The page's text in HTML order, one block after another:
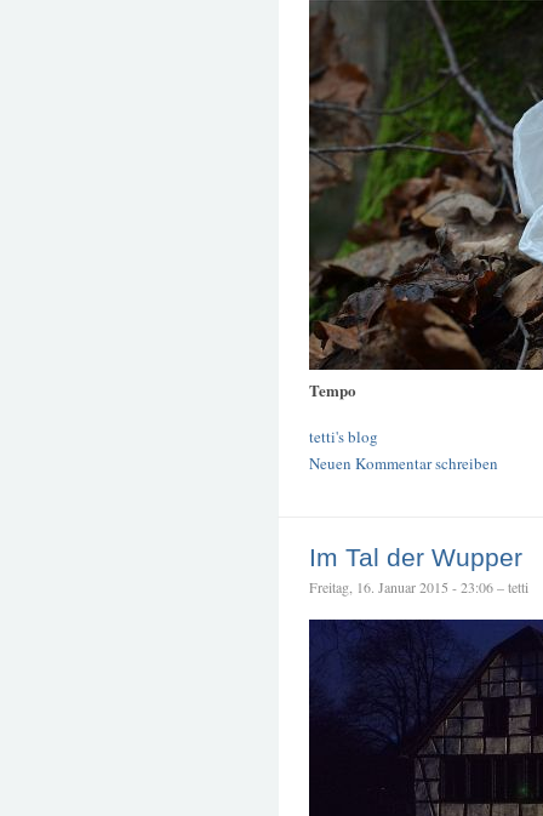
Tempo
tetti's blog
Neuen Kommentar schreiben
Im Tal der Wupper
Freitag, 16. Januar 2015 - 23:06 – tetti